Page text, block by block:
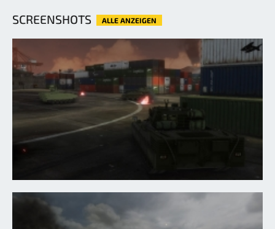
SCREENSHOTS ALLE ANZEIGEN